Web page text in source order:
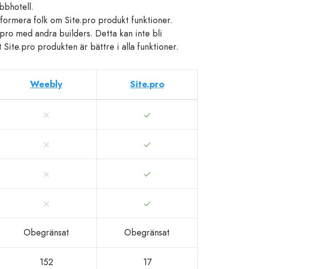
folk om Site.pro produkt funktioner.
med andra builders. Detta kan inte bli
produkten är bättre i alla funktioner.
Weebly Site.pro
Obegränsat Obegränsat
152 17